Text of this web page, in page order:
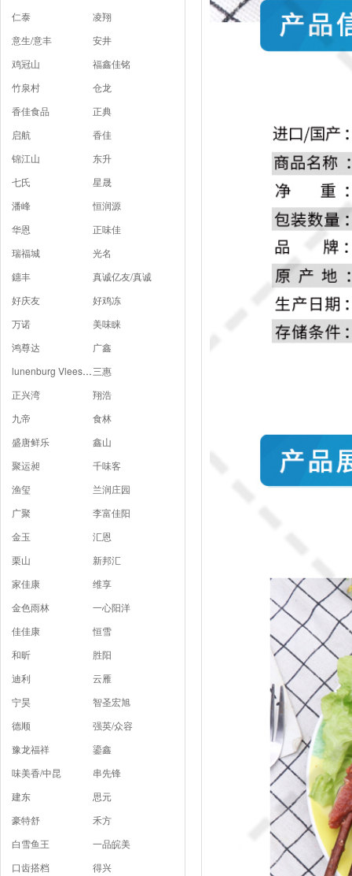
仁泰
凌翔
意生/意丰
安井
鸡冠山
福鑫佳铭
竹泉村
仓龙
香佳食品
正典
启航
香佳
锦江山
东升
七氏
星晟
潘峰
恒润源
华恩
正味佳
瑞福城
光名
鏸丰
真诚亿友/真诚
好庆友
好鸡冻
万诺
美味睐
鸿尊达
广鑫
lunenburg Vlees B.V三惠
正兴湾
翔浩
九帝
食林
盛唐鲜乐
鑫山
聚运昶
千味客
渔玺
兰润庄园
广聚
李富佳阳
金玉
汇恩
栗山
新邦汇
家佳康
维享
金色雨林
一心阳洋
佳佳康
恒雪
和昕
胜阳
迪利
云雁
宁昊
智圣宏旭
德顺
强英/众容
豫龙福祥
鎏鑫
味美香/中昆
串先锋
建东
思元
豪特舒
禾方
白雪鱼王
一品皖美
口齿搭档
得兴